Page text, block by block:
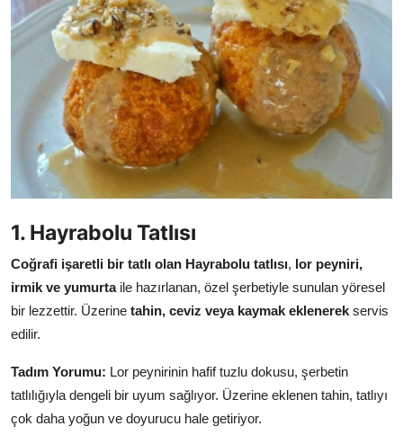
Yöresel Tarifler & Ev Yemekleri
Gıda Güvenliği & Sağlık
İçecek Kültürü & Rehberleri
Popüler Kültür & Mutfak Tarihi
Mutfak Temizliği & Pratik Bilgiler
Anne & Bebek Beslenmesi
Mutfak Sırları & Teknikler
Gıda Sözlüğü & Nedir?
Yemek Tarifleri & Menüler
1. Hayrabolu Tatlısı
Coğrafi işaretli bir tatlı olan Hayrabolu tatlısı, lor peyniri,
irmik ve yumurtaile hazırlanan, özel şerbetiyle sunulan yöresel
bir lezzettir. Üzerine tahin, ceviz veya kaymak eklenerek servis
edilir.
Tadım Yorumu: Lor peynirinin hafif tuzlu dokusu, şerbetin
tatlılığıyla dengeli bir uyum sağlıyor. Üzerine eklenen tahin, tatlıyı
çok daha yoğun ve doyurucu hale getiriyor.